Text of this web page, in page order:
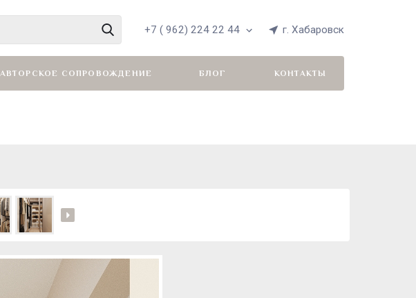
+7 ( 962) 224 22 44 г. Хабаровск
АВТОРСКОЕ СОПРОВОЖДЕНИЕ БЛОГ КОНТАКТЫ